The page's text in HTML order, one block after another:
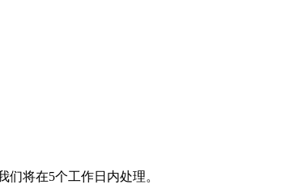
将在5个工作日内处理。